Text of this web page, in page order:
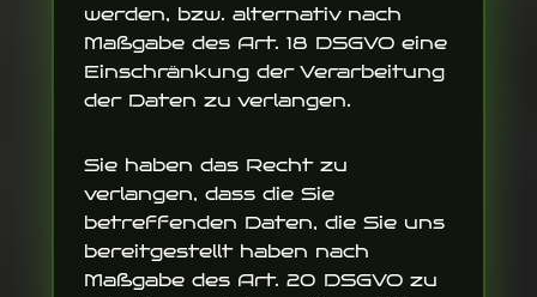
werden, bzw. alternativ nach
Maßgabe des Art. 18 DSGVO eine
Einschränkung der Verarbeitung
der Daten zu verlangen.
Sie haben das Recht zu
verlangen, dass die Sie
betreffenden Daten, die Sie uns
bereitgestellt haben nach
Maßgabe des Art. 20 DSGVO zu